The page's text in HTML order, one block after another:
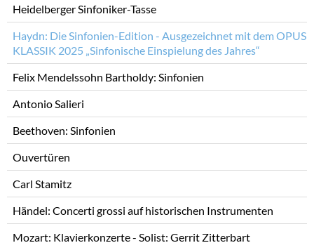
Heidelberger Sinfoniker-Tasse
Haydn: Die Sinfonien-Edition - Ausgezeichnet mit dem OPUS
KLASSIK 2025 „Sinfonische Einspielung des Jahres“
Felix Mendelssohn Bartholdy: Sinfonien
Antonio Salieri
Beethoven: Sinfonien
Ouvertüren
Carl Stamitz
Händel: Concerti grossi auf historischen Instrumenten
Mozart: Klavierkonzerte - Solist: Gerrit Zitterbart